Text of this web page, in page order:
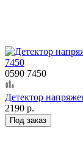
0590 7450
Детектор
2190 р.
Под заказ